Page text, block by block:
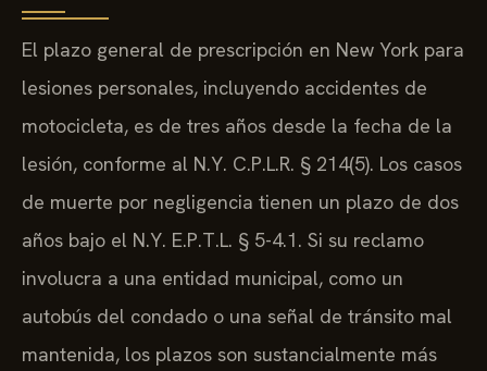
El plazo general de prescripción en New York para
lesiones personales, incluyendo accidentes de
motocicleta, es de tres años desde la fecha de la
lesión, conforme al N.Y. C.P.L.R. § 214(5). Los casos
de muerte por negligencia tienen un plazo de dos
años bajo el N.Y. E.P.T.L. § 5-4.1. Si su reclamo
involucra a una entidad municipal, como un
autobús del condado o una señal de tránsito mal
mantenida, los plazos son sustancialmente más